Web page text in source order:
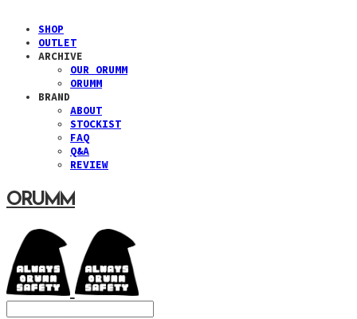
SHOP
OUTLET
ARCHIVE
OUR ORUMM
ORUMM
BRAND
ABOUT
STOCKIST
FAQ
Q&A
REVIEW
ORUMM